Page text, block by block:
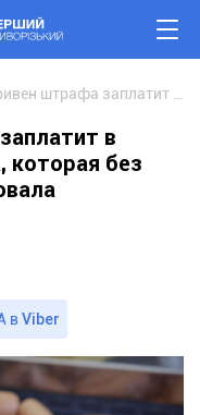
в
которая без
вViber